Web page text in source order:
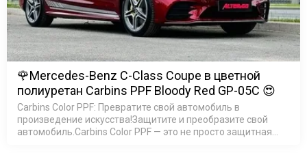
🌹Mercedes-Benz C-Class Coupe в цветной
полиуретан Carbins PPF Bloody Red GP-05C 😍
Carbins Color PPF: Превратите свой автомобиль в
произведение искусства!Защитите и преобразите свой
автомобиль.Carbins Color PPF — это не просто защитная